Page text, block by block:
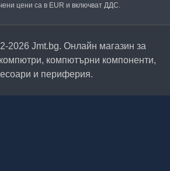
цени са в EUR и включват ДДС.
2026 Jmt.bg. Онлайн магазин за
компютърни компоненти,
и периферия.